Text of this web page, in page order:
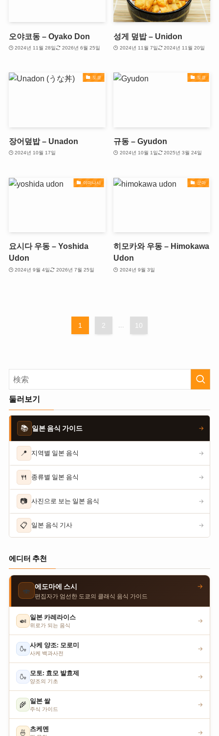
오야코동 – Oyako Don
2024년 11월 28일 2026년 6월 25일
성게 덮밥 – Unidon
2024년 11월 7일 2024년 11월 20일
도쿄
장어덮밥 – Unadon
2024년 10월 17일
도쿄
규동 – Gyudon
2024년 10월 1일 2025년 3월 24일
야마나시
요시다 우동 – Yoshida
Udon
2024년 9월 4일 2026년 7월 25일
군마
히모카와 우동 – Himokawa
Udon
2024년 9월 3일
1 2 ... 10
둘러보기
📚 일본 음식 가이드 →
📍 지역별 일본 음식 →
🍴 종류별 일본 음식 →
📷 사진으로 보는 일본 음식 →
📋 일본 음식 기사 →
에디터 추천
🍣 에도마에 스시
편집자가 엄선한 도쿄의 클래식 음식 가이드
→
🍛 일본 카레라이스
위로가 되는 음식
→
🍶 사케 양조: 모로미
사케 백과사전
→
🍶 모토: 효모 발효제
양조의 기초
→
🌾 일본 쌀
주식 가이드
→
🍜 츠케멘 →